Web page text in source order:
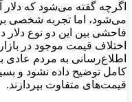
اگرچه گفته می‌شود که دلار
می‌شود، اما تجربه شخصی
فاحشی بین این دو نوع
اختلاف قیمت موجود در
اطلاع‌رسانی به مردم
کامل توضیح داده نشود و
قیمت‌های متفاوت بپردازند.